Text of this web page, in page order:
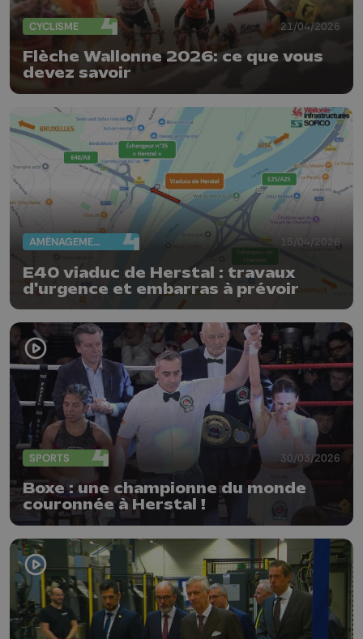
CYCLISME 21/04/2026
Flèche Wallonne 2026: ce que vous
devez savoir
AMÉNAGEMENT DU TERRITOIRE 15/04/2026
E40 viaduc de Herstal : travaux
d'urgence et embarras à prévoir
SPORTS 30/03/2026
Boxe : une championne du monde
couronnée à Herstal !